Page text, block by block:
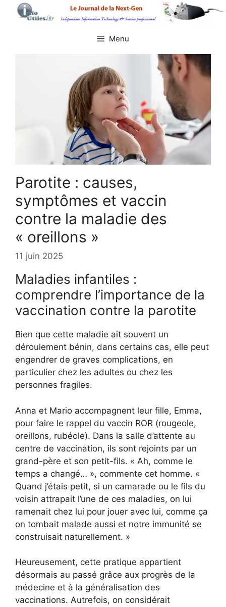
Aller
Menu
Parotite : causes,
symptômes et vaccin
contre la maladie des
« oreillons »
11 juin 2025
Maladies infantiles :
comprendre l’importance de la
vaccination contre la parotite
Bien que cette maladie ait souvent un
déroulement bénin, dans certains cas, elle peut
engendrer de graves complications, en
particulier chez les adultes ou chez les
personnes fragiles.
Anna et Mario accompagnent leur fille, Emma,
pour faire le rappel du vaccin ROR (rougeole,
oreillons, rubéole). Dans la salle d’attente au
centre de vaccination, ils sont rejoints par un
grand-père et son petit-fils. « Ah, comme le
temps a changé… », commente cet homme. «
Quand j’étais petit, si un camarade ou le fils du
voisin attrapait l’une de ces maladies, on lui
ramenait chez lui pour jouer avec lui, comme ça
on tombait malade aussi et notre immunité se
construisait naturellement. »
Heureusement, cette pratique appartient
désormais au passé grâce aux progrès de la
médecine et à la généralisation des
vaccinations. Autrefois, on considérait